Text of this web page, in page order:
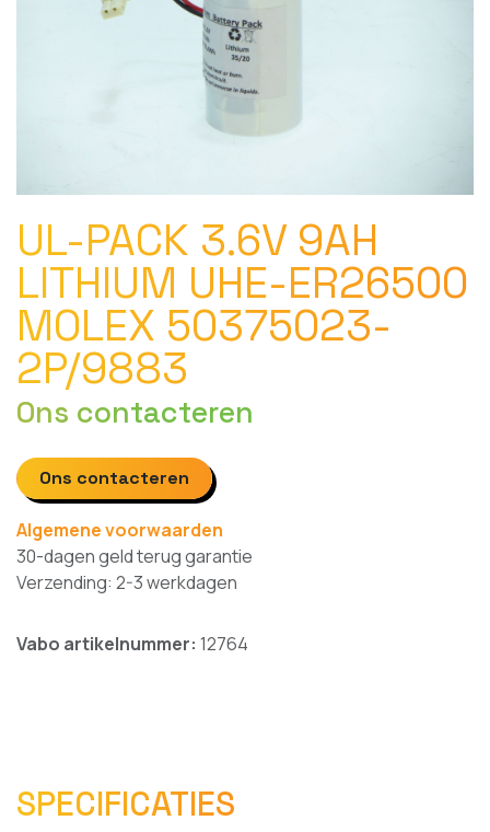
UL-PACK 3.6V 9AH
LITHIUM UHE-ER26500
MOLEX 50375023-
2P/9883
Ons contacteren
Ons contacteren
Algemene voorwaarden
30-dagen geld terug garantie
Verzending: 2-3 werkdagen
Vabo artikelnummer: 12764
SPECIFICATIES